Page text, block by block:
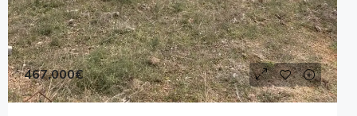
467,000€